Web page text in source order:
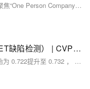
AI智能体正重塑行业协作模式，“OPC中国”聚焦“One Person Company”理念，探索AI时代下轻量化组织、个人能力放大与新型职业教育。它倡导以AI Agent、工作流自动化和多智能体协同为核心，培养个体驾驭复杂任务的新能力。（239字）
YOLO26如何涨点系列篇（NEU-DET缺陷检测） | CVPR2026 DEGConv方向引导边缘门控，破解细长裂缝检测难题 ，实现涨点
在NEU-DET数据集下验证：原始mAP50原始为 0.722提升至 0.732 ， R 原始为 0.643 提升至 0.682 ， mAP50-95原始为0.407提升至0.413